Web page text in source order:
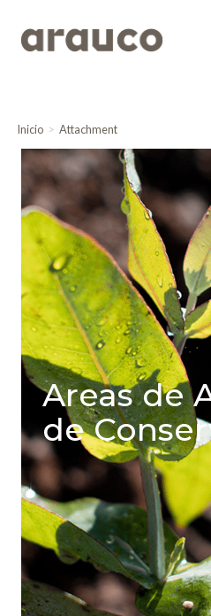
Inicio Attachment
Areas de
de